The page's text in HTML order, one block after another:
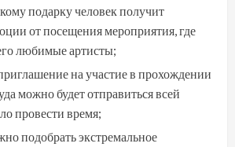
подарку человек получит
от посещения мероприятия, где
любимые артисты;
на участие в прохождении
можно будет отправиться всей
провести время;
подобрать экстремальное